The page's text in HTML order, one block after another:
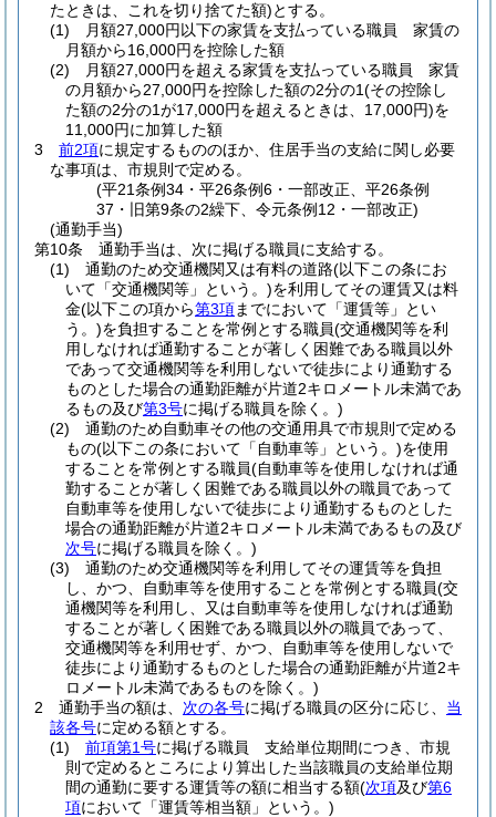
たときは、これを切り捨てた額)とする。
(1)
月額27,000円以下の家賃を支払っている職員 家賃の
月額から16,000円を控除した額
(2)
月額27,000円を超える家賃を支払っている職員 家賃
の月額から27,000円を控除した額の2分の1(その控除し
た額の2分の1が17,000円を超えるときは、17,000円)を
11,000円に加算した額
3
前2項に規定するもののほか、住居手当の支給に関し必要
な事項は、市規則で定める。
(平21条例34・平26条例6・一部改正、平26条例
37・旧第9条の2繰下、令元条例12・一部改正)
(通勤手当)
第10条
通勤手当は、次に掲げる職員に支給する。
(1)
通勤のため交通機関又は有料の道路(以下この条にお
いて「交通機関等」という。)を利用してその運賃又は料
金(以下この項から第3項までにおいて「運賃等」とい
う。)を負担することを常例とする職員(交通機関等を利
用しなければ通勤することが著しく困難である職員以外
であって交通機関等を利用しないで徒歩により通勤する
ものとした場合の通勤距離が片道2キロメートル未満であ
るもの及び第3号に掲げる職員を除く。)
(2)
通勤のため自動車その他の交通用具で市規則で定める
もの(以下この条において「自動車等」という。)を使用
することを常例とする職員(自動車等を使用しなければ通
勤することが著しく困難である職員以外の職員であって
自動車等を使用しないで徒歩により通勤するものとした
場合の通勤距離が片道2キロメートル未満であるもの及び
次号に掲げる職員を除く。)
(3)
通勤のため交通機関等を利用してその運賃等を負担
し、かつ、自動車等を使用することを常例とする職員(交
通機関等を利用し、又は自動車等を使用しなければ通勤
することが著しく困難である職員以外の職員であって、
交通機関等を利用せず、かつ、自動車等を使用しないで
徒歩により通勤するものとした場合の通勤距離が片道2キ
ロメートル未満であるものを除く。)
2
通勤手当の額は、 次の各号に掲げる職員の区分に応じ、 当
該各号に定める額とする。
(1)
前項第1号に掲げる職員 支給単位期間につき、市規
則で定めるところにより算出した当該職員の支給単位期
間の通勤に要する運賃等の額に相当する額(次項及び第6
項において「運賃等相当額」という。)